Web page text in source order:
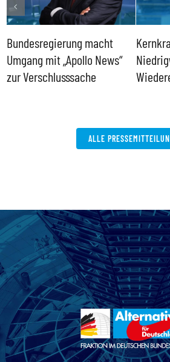
Bundesregierung macht
Umgang mit „Apollo News“
zur Verschlusssache
ALLE